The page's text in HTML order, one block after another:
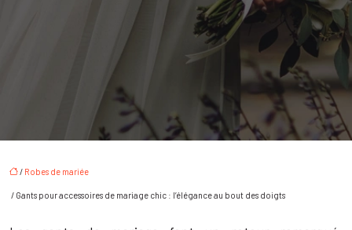
/ Robes de mariée
/ Gants pour accessoires de mariage chic : l’élégance au bout des doigts